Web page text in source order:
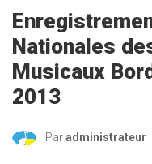
Nationales
Musicaux
2013
Paradministrateur